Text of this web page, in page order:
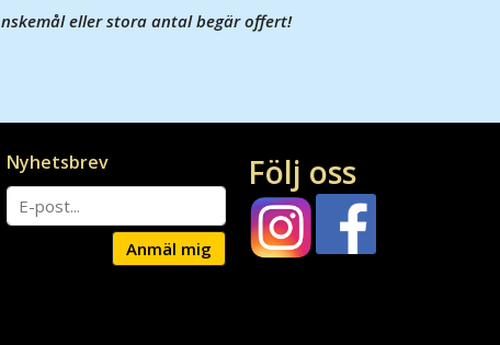
eller stora antal begär offert!
Följ oss
Nyhetsbrev
Anmäl mig